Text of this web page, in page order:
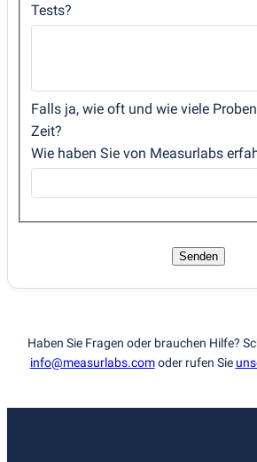
Tests?
Falls ja, wie oft und wie viele
Zeit?
Wie haben Sie von Measurlabs
Senden
Haben Sie Fragen oder brauchen Hilfe?
info@measurlabs.comoder rufen Sie